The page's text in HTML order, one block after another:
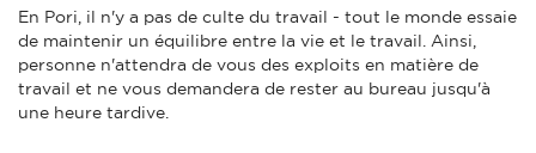
En Pori, il n'y a pas de culte du travail - tout le monde essaie
de maintenir un équilibre entre la vie et le travail. Ainsi,
personne n'attendra de vous des exploits en matière de
travail et ne vous demandera de rester au bureau jusqu'à
une heure tardive.